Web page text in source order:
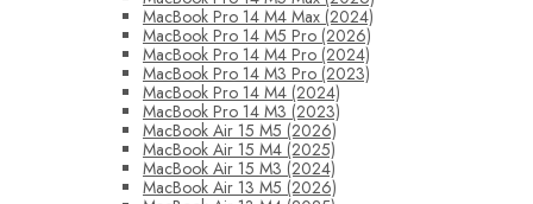
MacBook Pro 14 M4 Max (2024)
MacBook Pro 14 M5 Pro (2026)
MacBook Pro 14 M4 Pro (2024)
MacBook Pro 14 M3 Pro (2023)
MacBook Pro 14 M4 (2024)
MacBook Pro 14 M3 (2023)
MacBook Air 15 M5 (2026)
MacBook Air 15 M4 (2025)
MacBook Air 15 M3 (2024)
MacBook Air 13 M5 (2026)